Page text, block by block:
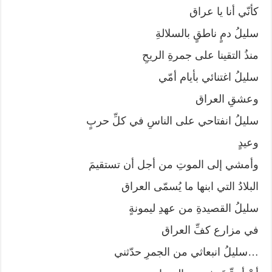
كأنّي أنا يا عراق
سليلُ دمٍ ناطقٍ بالسلالةِ
منذُ التقينا على جمرةِ الريحِ
سليلُ اغتنائي بأيام أمّي
وعشقِ العراق
سليلُ انفتاحي على الناسِ في كلِّ حربٍ
وعيدٍ
وأمشي إلى الموتِ من أجل أن تستقيمَ
البلادُ التي ابنها ما يُسمّى العراق
سليلُ القصيدةِ من عهدِ ليمونةٍ
في مزارع كفِّ العراق
…سليلُ انبعاثي من الجمرِ حدّثني